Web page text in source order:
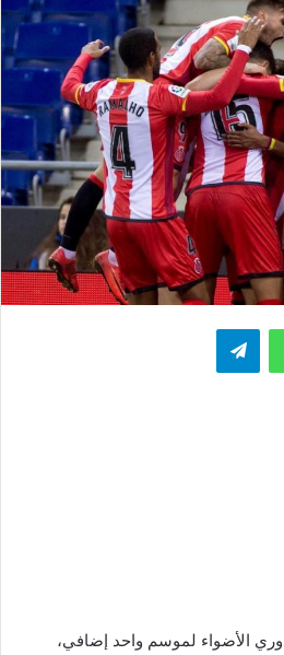
واتساب تيلقرام
الأضواء لموسم واحد إضافي،